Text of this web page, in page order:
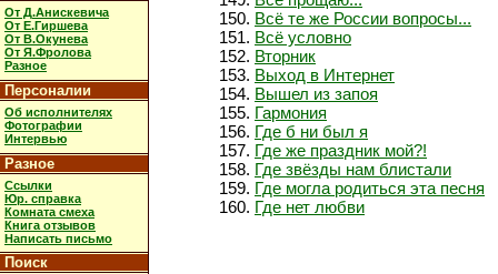
От Д.Анискевича
От Е.Гиршева
От В.Окунева
От Я.Фролова
Разное
Персоналии
Об исполнителях
Фотографии
Интервью
Разное
Ссылки
Юр. справка
Комната смеха
Книга отзывов
Написать письмо
Поиск
Всё те же России вопросы...
Всё условно
Вторник
Выход в Интернет
Вышел из запоя
Гармония
Где б ни был я
Где же праздник мой?!
Где звёзды нам блистали
Где могла родиться эта песня
Где нет любви